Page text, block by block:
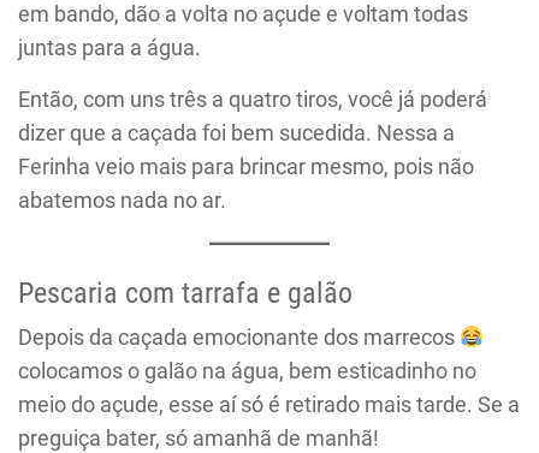
em bando, dão a volta no açude e voltam todas
juntas para a água.
Então, com uns três a quatro tiros, você já poderá
dizer que a caçada foi bem sucedida. Nessa a
Ferinha veio mais para brincar mesmo, pois não
abatemos nada no ar.
Pescaria com tarrafa e galão
Depois da caçada emocionante dos marrecos
colocamos o galão na água, bem esticadinho no
meio do açude, esse aí só é retirado mais tarde. Se a
preguiça bater, só amanhã de manhã!